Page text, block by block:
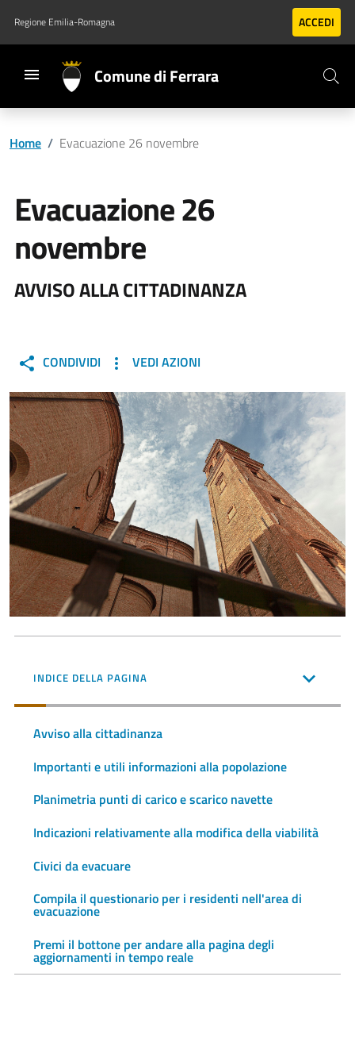
Vai al contenuto principale
Vai al footer
Regione Emilia-Romagna ACCEDI
Comune di Ferrara
Home / Evacuazione 26 novembre
Evacuazione 26
novembre
AVVISO ALLA CITTADINANZA
CONDIVIDI VEDI AZIONI
INDICE DELLA PAGINA
Avviso alla cittadinanza
Importanti e utili informazioni alla popolazione
Planimetria punti di carico e scarico navette
Indicazioni relativamente alla modifica della viabilità
Civici da evacuare
Compila il questionario per i residenti nell'area di
evacuazione
Premi il bottone per andare alla pagina degli
aggiornamenti in tempo reale